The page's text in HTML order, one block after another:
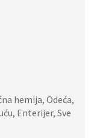
hemija, Odeća,
Enterijer, Sve